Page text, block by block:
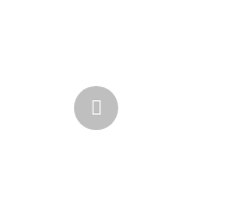
Další
produkt